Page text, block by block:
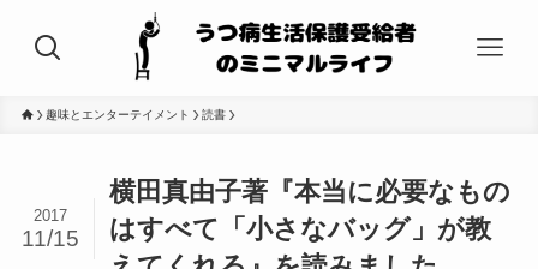
趣味とエンターテイメント 読書
横田真由子著『本当に必要なもの
はすべて「小さなバッグ」が教
2017
11/15